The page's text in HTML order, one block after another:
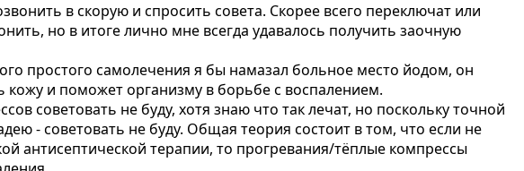
в скорую и спросить совета. Скорее всего переключат или
но в итоге лично мне всегда удавалось получить заочную
простого самолечения я бы намазал больное место йодом, он
кожу и поможет организму в борьбе с воспалением.
советовать не буду, хотя знаю что так лечат, но поскольку точной
- советовать не буду. Общая теория состоит в том, что если не
антисептической терапии, то прогревания/тёплые компрессы